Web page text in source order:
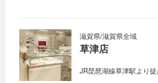
滋賀県/滋賀県全域
草津店
JR琵琶湖線草津駅より